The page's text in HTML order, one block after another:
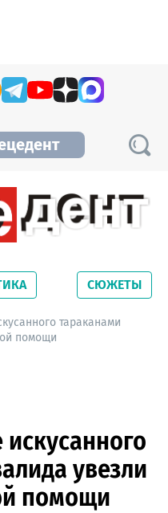
Читайте свежие
издания
СЮЖЕТЫ
тараканами
помощи
увезли
помощи